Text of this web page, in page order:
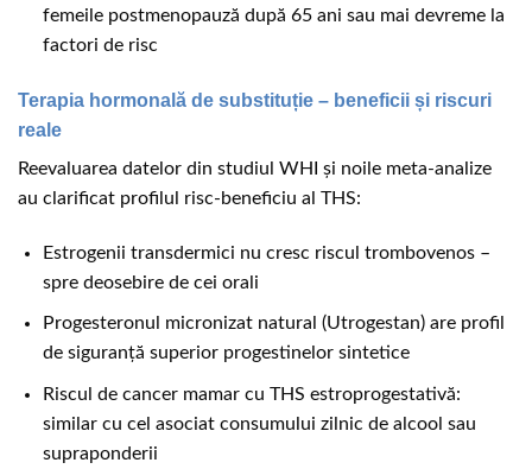
femeile postmenopauză după 65 ani sau mai devreme la
factori de risc
Terapia hormonală de substituție – beneficii și riscuri
reale
Reevaluarea datelor din studiul WHI și noile meta-analize
au clarificat profilul risc-beneficiu al THS:
Estrogenii transdermici nu cresc riscul trombovenos –
spre deosebire de cei orali
Progesteronul micronizat natural (Utrogestan) are profil
de siguranță superior progestinelor sintetice
Riscul de cancer mamar cu THS estroprogestativă:
similar cu cel asociat consumului zilnic de alcool sau
supraponderii